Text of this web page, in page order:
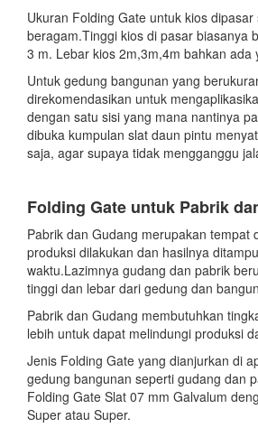
Ukuran Folding Gate untuk kios dipasar
beragam.Tinggi kios di pasar biasanya
3 m. Lebar kios 2m,3m,4m bahkan ada
Untuk gedung bangunan yang
direkomendasikan untuk
dengan satu sisi yang mana nantinya
dibuka kumpulan slat daun pintu
saja, agar supaya tidak mengganggu
Folding Gate untuk Pabrik
Pabrik dan Gudang merupakan tempat
produksi dilakukan dan hasilnya
waktu.Lazimnya gudang dan pabrik
tinggi dan lebar dari gedung dan
Pabrik dan Gudang membutuhkan
lebih untuk dapat melindungi produksi
Jenis Folding Gate yang dianjurkan di
gedung bangunan seperti gudang dan
Folding Gate Slat 07 mm Galvalum
Super atau Super.